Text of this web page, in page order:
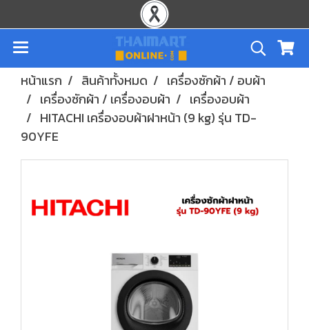
หน้าแรก สินค้าทั้งหมด
เครื่องซักผ้า / อบผ้า
เครื่องซักผ้า / เครื่องอบผ้า
เครื่องอบผ้า
HITACHI เครื่องอบผ้าฝาหน้า (9 kg) รุ่น TD-
90YFE